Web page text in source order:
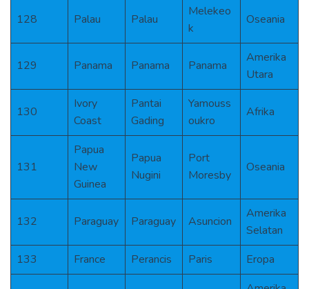
128 Palau Palau
Melekeo
k
Oseania
129 Panama Panama Panama
Amerika
Utara
130
Ivory
Coast
Pantai
Gading
Yamouss
oukro
Afrika
131
Papua
New
Guinea
Papua
Nugini
Port
Moresby
Oseania
132 Paraguay Paraguay Asuncion
Amerika
Selatan
133
France Perancis Paris Eropa